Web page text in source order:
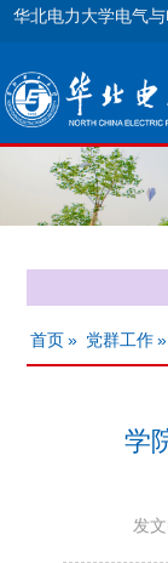
华北电力大学电气
首页 » 党群工作
学
发